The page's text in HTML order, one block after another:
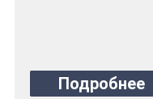
Подробнее